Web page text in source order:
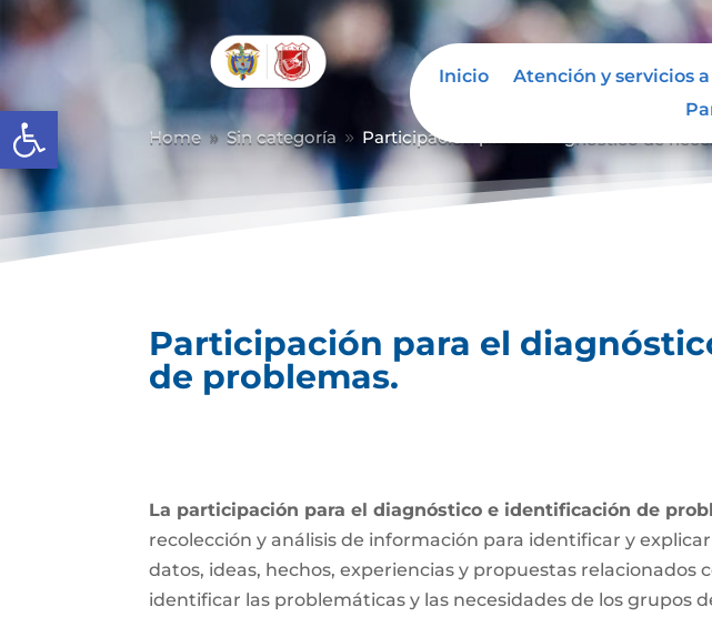
Abrir barra de herramientas
Inicio Atención y servicios
Home 9 Sin categoría 9 Participación para el diagnóstico de
Participación para el
de problemas.
La participación para el diagnóstico e identificación de
recolección y análisis de información para identificar y
datos, ideas, hechos, experiencias y propuestas
identificar las problemáticas y las necesidades de los grupos